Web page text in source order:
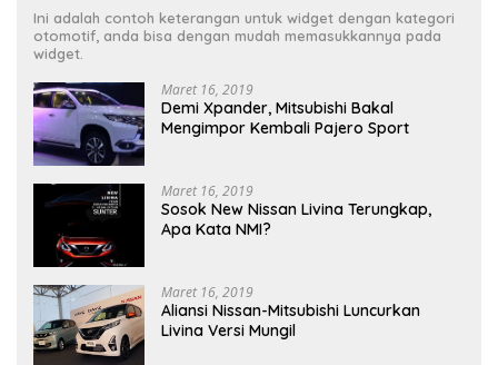
Ini adalah contoh keterangan untuk widget dengan kategori
otomotif, anda bisa dengan mudah memasukkannya pada
widget.
Maret 16, 2019
Demi Xpander, Mitsubishi Bakal
Mengimpor Kembali Pajero Sport
Maret 16, 2019
Sosok New Nissan Livina Terungkap,
Apa Kata NMI?
Maret 16, 2019
Aliansi Nissan-Mitsubishi Luncurkan
Livina Versi Mungil